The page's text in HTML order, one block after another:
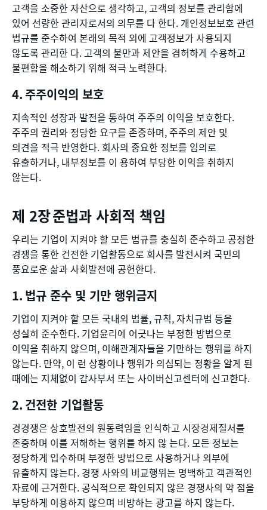
고객을 소중한 자산으로 생각하고, 고객의 정보를 관리함에
있어 선량한 관리자로서의 의무를 다 한다. 개인정보보호 관련
법규를 준수하여 본래의 목적 외에 고객정보가 사용되지
않도록 관리한 다. 고객의 불만과 제안을 겸허하게 수용하고
불편함을 해소하기 위해 적극 노력한다.
주주이익의 보호
지속적인 성장과 발전을 통하여 주주의 이익을 보호한다.
주주의 권리와 정당한 요구를 존중하며, 주주의 제안 및
의견을 적극 반영한다. 회사의 중요한 정보를 임의로
유출하거나, 내부정보를 이 용하여 부당한 이익을 취하지
않는다.
준법과 사회적 책임
우리는 기업이 지켜야 할 모든 법규를 충실히 준수하고 공정한
경쟁을 통한 건전한 기업활동으로 회사를 발전시켜 국민의
풍요로운 삶과 사회발전에 공헌한다.
법규 준수 및 기만 행위금지
기업이 지켜야 할 모든 국내외 법률, 규칙, 자치규범 등을
성실히 준수한다. 기업윤리에 어긋나는 부정한 방법으로
이익을 취하지 않으며, 이해관계자들을 기만하는 행위를 하지
않는다. 만약, 이 런 상황이나 행위가 의심되는 정황을 알게 된
때에는 지체없이 감사부서 또는 사이버신고센터에 신고한다.
건전한 기업활동
경경쟁은 상호발전의 원동력임을 인식하고 시장경제질서를
존중하며 이를 저해하는 행위를 하지 않 는다. 모든 정보는
정당하게 입수하며 부정한 방법으로 사용하거나 외부에
유출하지 않는다. 경쟁 사와의 비교행위는 명백하고 객관적인
자료에 근거한다. 공식적으로 확인되지 않은 경쟁사의 약 점을
부당하게 이용하지 않으며 비방하는 광고를 하지 않는다.